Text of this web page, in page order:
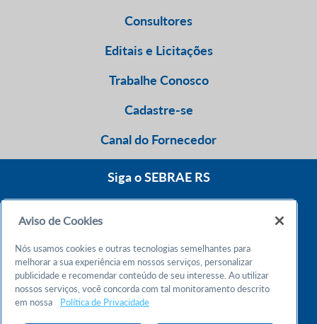
Consultores
Editais e Licitações
Trabalhe Conosco
Cadastre-se
Canal do Fornecedor
Siga o SEBRAE RS
Atendimento 24h
Chame no WhatsApp
Aviso de Cookies
Nós usamos cookies e outras tecnologias semelhantes para
melhorar a sua experiência em nossos serviços, personalizar
publicidade e recomendar conteúdo de seu interesse. Ao utilizar
nossos serviços, você concorda com tal monitoramento descrito
em nossa
Política de Privacidade